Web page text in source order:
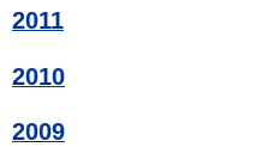
2011
2010
2009